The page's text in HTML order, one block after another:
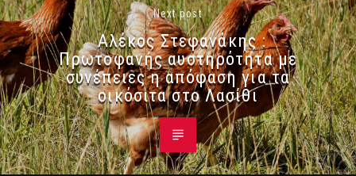
Next post
Αλέκος Στεφανάκης :
Πρωτοφανής αυστηρότητα με
συνέπειες η απόφαση για τα
οικόσιτα στο Λασίθι